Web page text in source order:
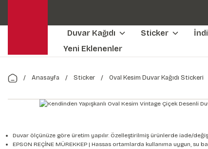
Duvar Kağıdı Sticker
Yeni Eklenenler
Anasayfa Sticker Oval Kesim Duvar Kağıdı Stickeri
Duvar ölçünüze göre üretim yapılır. Özelleştirilmiş ürünlerde iade/
EPSON REÇİNE MÜREKKEP | Hassas ortamlarda kullanıma uygun, su